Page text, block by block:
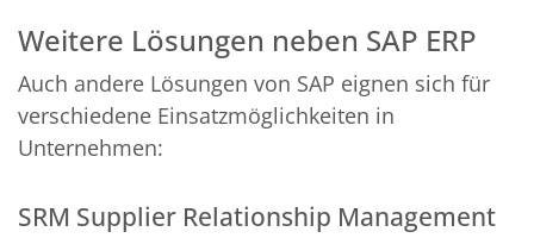
Weitere Lösungen neben SAP ERP
Auch andere Lösungen von SAP eignen sich für
verschiedene Einsatzmöglichkeiten in
Unternehmen:
SRM Supplier Relationship Management